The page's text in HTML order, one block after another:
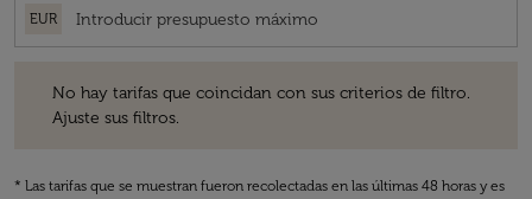
EUR
No hay tarifas que coincidan con sus criterios de filtro.
Ajuste sus filtros.
* Las tarifas que se muestran fueron recolectadas en las últimas 48 horas y es